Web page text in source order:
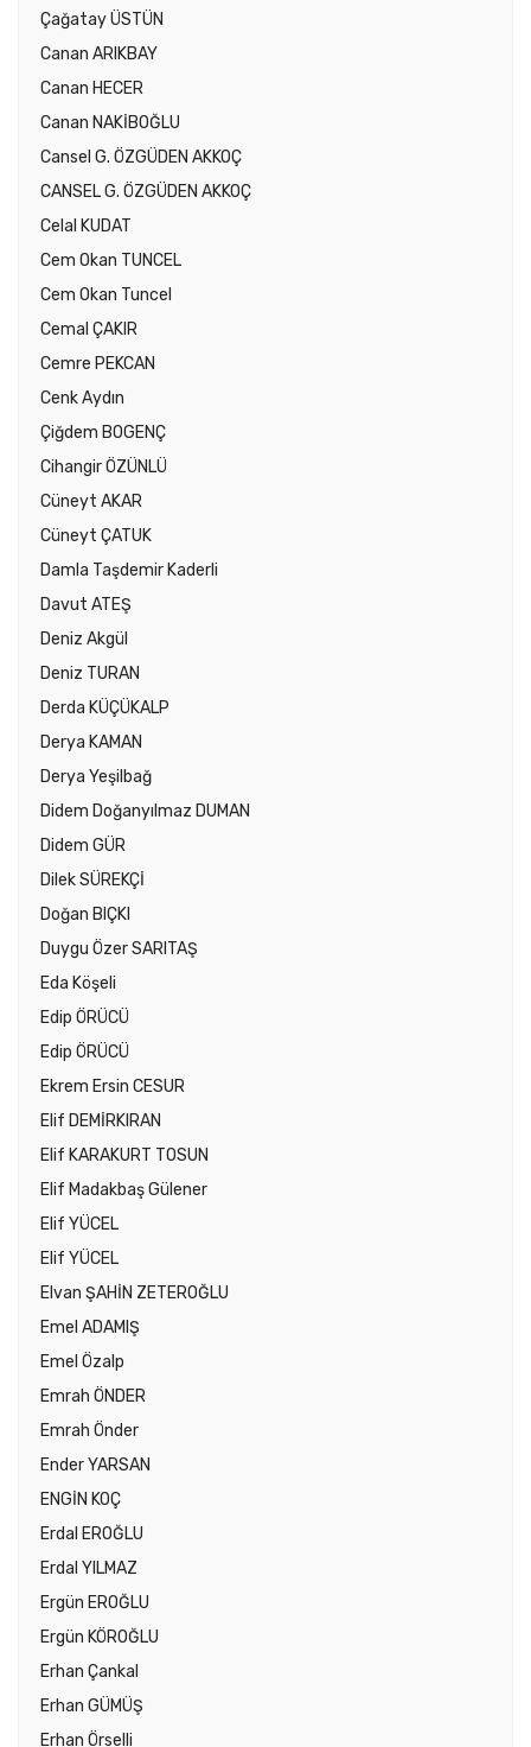
Çağatay ÜSTÜN
Canan ARIKBAY
Canan HECER
Canan NAKİBOĞLU
Cansel G. ÖZGÜDEN AKKOÇ
CANSEL G. ÖZGÜDEN AKKOÇ
Celal KUDAT
Cem Okan TUNCEL
Cem Okan Tuncel
Cemal ÇAKIR
Cemre PEKCAN
Cenk Aydın
Çiğdem BOGENÇ
Cihangir ÖZÜNLÜ
Cüneyt AKAR
Cüneyt ÇATUK
Damla Taşdemir Kaderli
Davut ATEŞ
Deniz Akgül
Deniz TURAN
Derda KÜÇÜKALP
Derya KAMAN
Derya Yeşilbağ
Didem Doğanyılmaz DUMAN
Didem GÜR
Dilek SÜREKÇİ
Doğan BIÇKI
Duygu Özer SARITAŞ
Eda Köşeli
Edip ÖRÜCÜ
Edip ÖRÜCÜ
Ekrem Ersin CESUR
Elif DEMİRKIRAN
Elif KARAKURT TOSUN
Elif Madakbaş Gülener
Elif YÜCEL
Elif YÜCEL
Elvan ŞAHİN ZETEROĞLU
Emel ADAMIŞ
Emel Özalp
Emrah ÖNDER
Emrah Önder
Ender YARSAN
ENGİN KOÇ
Erdal EROĞLU
Erdal YILMAZ
Ergün EROĞLU
Ergün KÖROĞLU
Erhan Çankal
Erhan GÜMÜŞ
Erhan Örselli